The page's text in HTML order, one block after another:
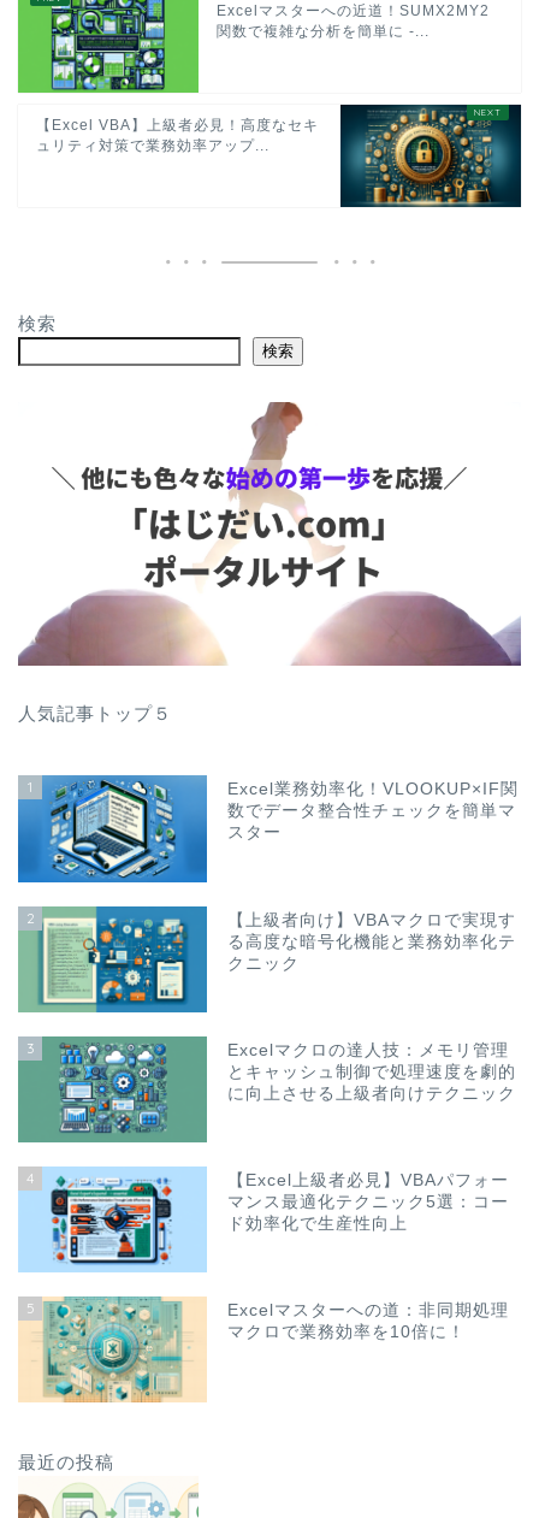
Excelマスターへの近道！SUMX2MY2
関数で複雑な分析を簡単に -...
【Excel VBA】上級者必見！高度なセキ
ュリティ対策で業務効率アップ...
検索
検索
人気記事トップ５
1
Excel業務効率化！VLOOKUP×IF関
数でデータ整合性チェックを簡単マ
スター
2
【上級者向け】VBAマクロで実現す
る高度な暗号化機能と業務効率化テ
クニック
3
Excelマクロの達人技：メモリ管理
とキャッシュ制御で処理速度を劇的
に向上させる上級者向けテクニック
4
【Excel上級者必見】VBAパフォー
マンス最適化テクニック5選：コー
ド効率化で生産性向上
5
Excelマスターへの道：非同期処理
マクロで業務効率を10倍に！
最近の投稿